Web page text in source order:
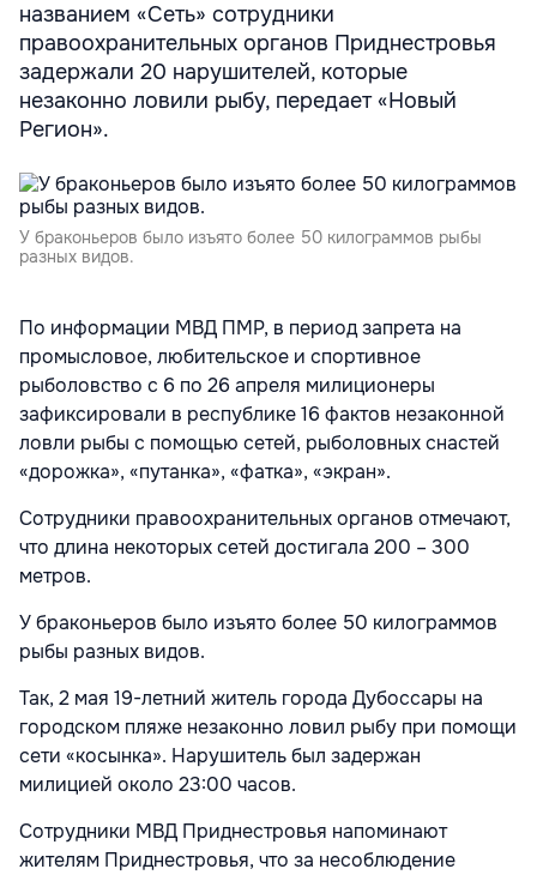
названием «Сеть» сотрудники
правоохранительных органов Приднестровья
задержали 20 нарушителей, которые
незаконно ловили рыбу, передает «Новый
Регион».
У браконьеров было изъято более 50 килограммов рыбы
разных видов.
По информации МВД ПМР, в период запрета на
промысловое, любительское и спортивное
рыболовство с 6 по 26 апреля милиционеры
зафиксировали в республике 16 фактов незаконной
ловли рыбы с помощью сетей, рыболовных снастей
«дорожка», «путанка», «фатка», «экран».
Сотрудники правоохранительных органов отмечают,
что длина некоторых сетей достигала 200 – 300
метров.
У браконьеров было изъято более 50 килограммов
рыбы разных видов.
Так, 2 мая 19-летний житель города Дубоссары на
городском пляже незаконно ловил рыбу при помощи
сети «косынка». Нарушитель был задержан
милицией около 23:00 часов.
Сотрудники МВД Приднестровья напоминают
жителям Приднестровья, что за несоблюдение